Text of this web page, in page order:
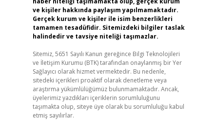
ve kişiler hakkında paylaşım yapılmamaktadır.
Gerçek kurum ve kişiler ile isim benzerlikleri
tamamen tesadüfidir. Sitemizdeki bilgiler taslak
halindedir ve tavsiye niteliği taşımazlar.
Sitemiz, 5651 Sayılı Kanun gereğince Bilgi Teknolojileri
ve İletişim Kurumu (BTK) tarafından onaylanmış bir Yer
Sağlayıcı olarak hizmet vermektedir. Bu nedenle,
sitedeki içerikleri proaktif olarak denetleme veya
araştırma yükümlülüğümüz bulunmamaktadır. Ancak,
üyelerimiz yazdıkları içeriklerin sorumluluğunu
taşımakta olup, siteye üye olarak bu sorumluluğu kabul
etmiş sayılırlar.